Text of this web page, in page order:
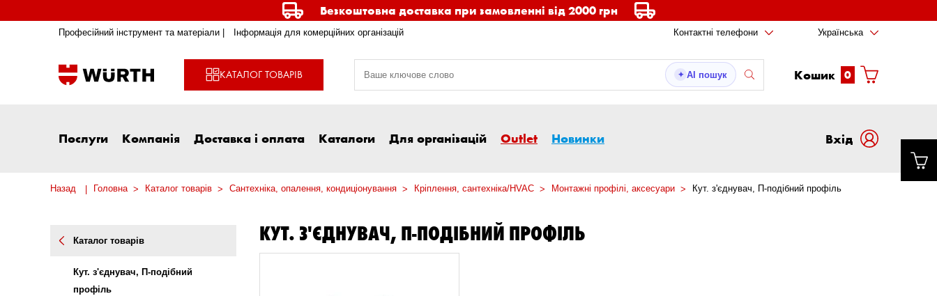
Безкоштовна доставка при замовленні від 2000 грн
Професійний інструмент та матеріали | Інформація для комерційних організацій Контактні телефони Українська
КАТАЛОГ ТОВАРІВ ✦ AI пошук Кошик 0
Послуги Компанія Доставка і оплата Каталоги Для організацій Outlet Новинки Вxід
Назад Головна Каталог товарів Сантехніка, опалення, кондиціонування Кріплення, сантехніка/HVAC Монтажні профілі, аксесуари Кут. з'єднувач, П-подібний профіль
Каталог товарів
Кут. з'єднувач, П-подібний
профіль
КУТ. З'ЄДНУВАЧ, П-ПОДІБНИЙ ПРОФІЛЬ